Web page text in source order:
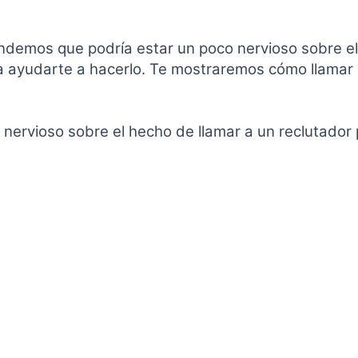
que podría estar un poco nervioso sobre
ayudarte a hacerlo. Te mostraremos cómo
sobre el hecho de llamar a un